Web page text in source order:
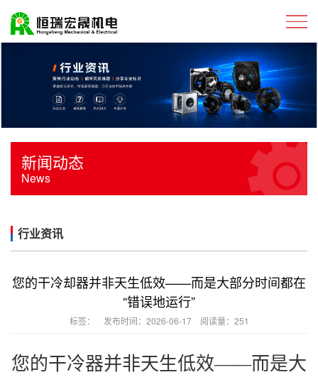
新闻动态
News
行业资讯
您的干冷却器并非天生低效——而是大部分时间都在
“错误地运行”
标签： 发布时间：2026-06-17 阅读量：251
您的干冷器并非天生低效——而是大